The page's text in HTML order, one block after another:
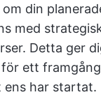
din
med
Detta ger
ett
ens har startat.